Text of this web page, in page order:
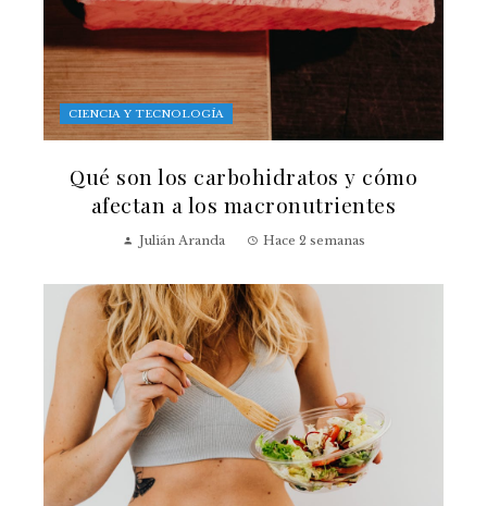
CIENCIA Y TECNOLOGÍA
Qué son los carbohidratos y cómo
afectan a los macronutrientes
Julián Aranda Hace 2 semanas